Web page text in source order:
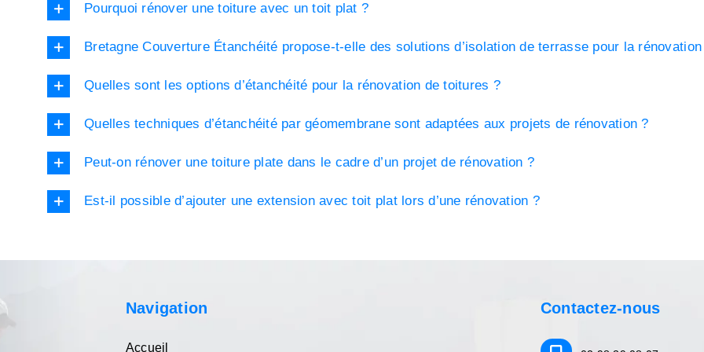
Pourquoi rénover une toiture avec un toit plat ?
Bretagne Couverture Étanchéité propose-t-elle des solutions d’isolation de terrasse pour la
Quelles sont les options d’étanchéité pour la rénovation de toitures ?
Quelles techniques d’étanchéité par géomembrane sont adaptées aux projets de rénovation ?
Peut-on rénover une toiture plate dans le cadre d’un projet de rénovation ?
Est-il possible d’ajouter une extension avec toit plat lors d’une rénovation ?
Navigation
Accueil
Contactez-nous